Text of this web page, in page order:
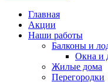
Главная
Акции
Наши работы
Балконы и
Окна и
Жилые дома
Перегородки